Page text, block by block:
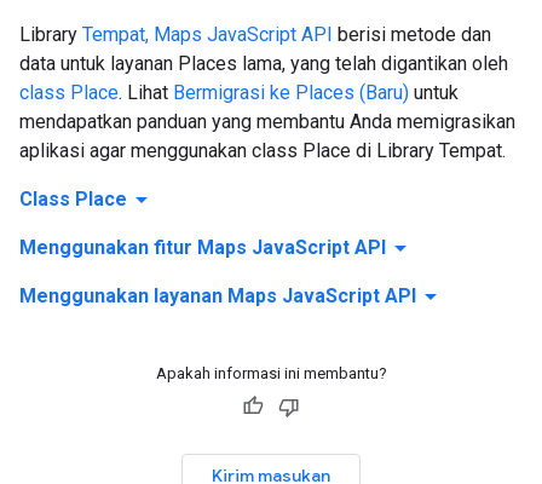
Library Tempat, Maps JavaScript API berisi metode dan
data untuk layanan Places lama, yang telah digantikan oleh
class Place. Lihat Bermigrasi ke Places (Baru) untuk
mendapatkan panduan yang membantu Anda memigrasikan
aplikasi agar menggunakan class Place di Library Tempat.
Class Place arrow_drop_down
Menggunakan fitur Maps JavaScript API arrow_drop_down
Menggunakan layanan Maps JavaScript API arrow_drop_down
Apakah informasi ini membantu?
Kirim masukan